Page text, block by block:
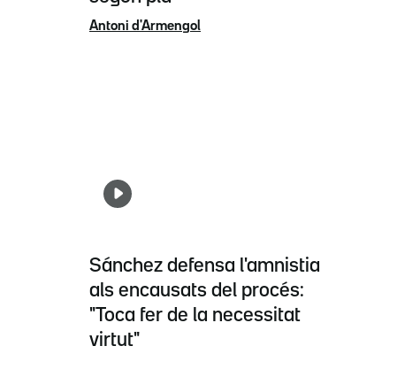
Antoni d'Armengol
Sánchez defensa l'amnistia
als encausats del procés:
"Toca fer de la necessitat
virtut"